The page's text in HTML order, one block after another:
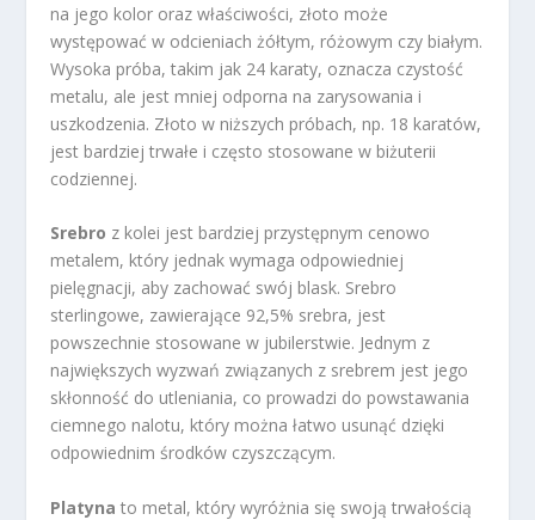
na jego kolor oraz właściwości, złoto może
występować w odcieniach żółtym, różowym czy białym.
Wysoka próba, takim jak 24 karaty, oznacza czystość
metalu, ale jest mniej odporna na zarysowania i
uszkodzenia. Złoto w niższych próbach, np. 18 karatów,
jest bardziej trwałe i często stosowane w biżuterii
codziennej.
Srebro z kolei jest bardziej przystępnym cenowo
metalem, który jednak wymaga odpowiedniej
pielęgnacji, aby zachować swój blask. Srebro
sterlingowe, zawierające 92,5% srebra, jest
powszechnie stosowane w jubilerstwie. Jednym z
największych wyzwań związanych z srebrem jest jego
skłonność do utleniania, co prowadzi do powstawania
ciemnego nalotu, który można łatwo usunąć dzięki
odpowiednim środków czyszczącym.
Platyna to metal, który wyróżnia się swoją trwałością